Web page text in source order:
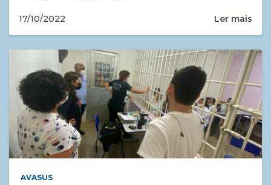
17/10/2022 Ler mais
AVASUS